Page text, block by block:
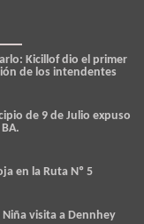
Kicillof dio el primer
de los intendentes
de 9 de Julio expuso
en la Ruta Nº 5
Niña visita a Dennhey